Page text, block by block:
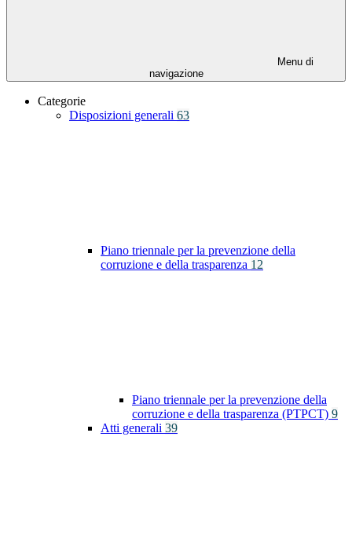
Menu di
navigazione
Categorie
Disposizioni generali 63
Piano triennale per la prevenzione della
corruzione e della trasparenza 12
Piano triennale per la prevenzione della
corruzione e della trasparenza (PTPCT) 9
Atti generali 39